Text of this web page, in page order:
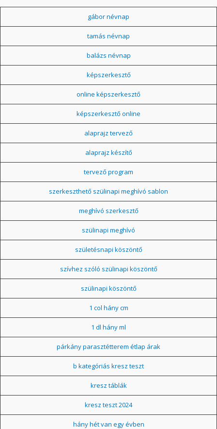
gábor névnap
tamás névnap
balázs névnap
képszerkesztő
online képszerkesztő
képszerkesztő online
alaprajz tervező
alaprajz készítő
tervező program
szerkeszthető szülinapi meghívó sablon
meghívó szerkesztő
szülinapi meghívó
születésnapi köszöntő
szívhez szóló szülinapi köszöntő
szülinapi köszöntő
1 col hány cm
1 dl hány ml
párkány parasztétterem étlap árak
b kategóriás kresz teszt
kresz táblák
kresz teszt 2024
hány hét van egy évben